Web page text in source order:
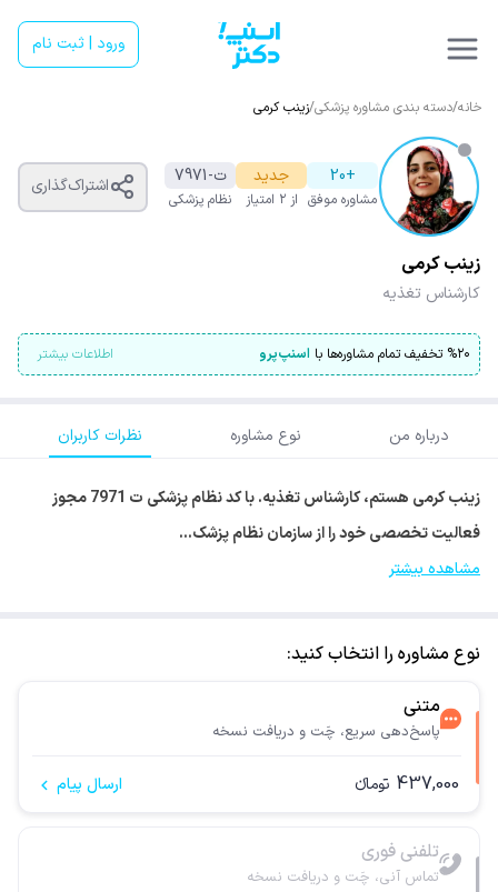
ورود | ثبت نام
خانه/دسته بندی مشاوره پزشکی/زینب کرمی
+20
مشاوره موفق
جدید
از ۲ امتیاز
ت-7971
نظام پزشکی
اشتراک‌گذاری
زینب کرمی
کارشناس تغذیه
%۲۰ تخفیف تمام مشاوره‌ها با اسنپ‌پرو اطلاعات بیشتر
درباره من نوع مشاوره نظرات کاربران
زینب کرمی هستم، کارشناس تغذیه. با کد نظام پزشکی ت 7971 مجوز
فعالیت تخصصی خود را از سازمان نظام پزشک…
مشاهده بیشتر
نوع مشاوره را انتخاب کنید:
متنی
پاسخ‌دهی سریع، چَت و دریافت نسخه
437,000 تومانء ارسال پیام
تلفنی فوری
تماس آنی، چَت و دریافت نسخه